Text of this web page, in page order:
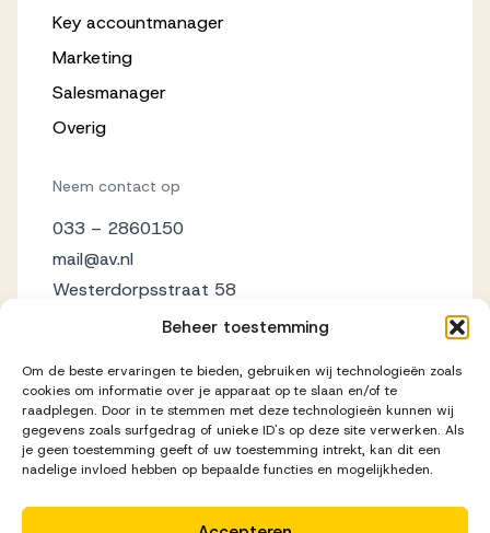
Beheer toestemming
Om de beste ervaringen te bieden, gebruiken wij technologieën zoals
cookies om informatie over je apparaat op te slaan en/of te
raadplegen. Door in te stemmen met deze technologieën kunnen wij
gegevens zoals surfgedrag of unieke ID's op deze site verwerken. Als
je geen toestemming geeft of uw toestemming intrekt, kan dit een
nadelige invloed hebben op bepaalde functies en mogelijkheden.
Key accountmanager
Marketing
Salesmanager
Overig
Neem contact op
033 – 2860150
mail@av.nl
Westerdorpsstraat 58
3871 AZ Hoevelaken